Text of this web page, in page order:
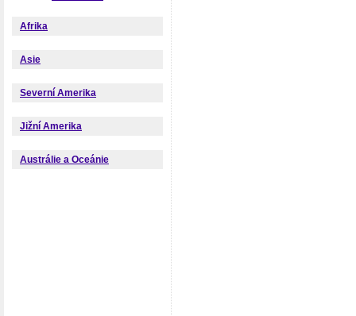
Afrika
Asie
Severní Amerika
Jižní Amerika
Austrálie a Oceánie